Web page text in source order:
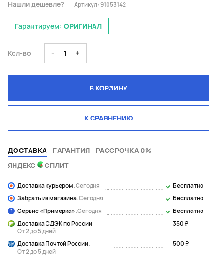
Нашли дешевле? Артикул:91053142
Гарантируем: ОРИГИНАЛ
Кол-во - 1 +
В КОРЗИНУ
К СРАВНЕНИЮ
ДОСТАВКА ГАРАНТИЯ
РАССРОЧКА 0%
ЯНДЕКС
СПЛИТ
Доставка курьером.Сегодня
Бесплатно
Забрать из магазина.Сегодня
Бесплатно
Сервис «Примерка».Сегодня
Бесплатно
Доставка СДЭК по России.
От 2 до 5 дней
350 ₽
Доставка Почтой России.
От 2 до 5 дней
500 ₽